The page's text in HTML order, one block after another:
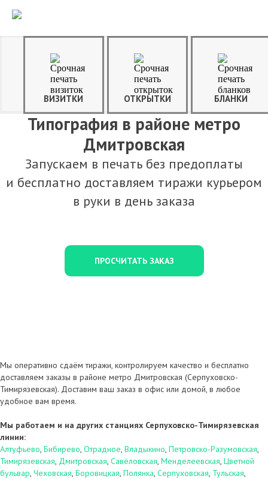
БЛАНКИ
ОТКРЫТКИ
ВИЗИТКИ
Типография в районе метро
Дмитровская
Запускаем в печать без предоплаты
и бесплатно доставляем тиражи курьером
в руки в день заказа
ПРОСЧИТАТЬ ЗАКАЗ
Мы оперативно сдаём тиражи, контролируем качество и бесплатно
доставляем заказы в районе метро Дмитровская (Серпуховско-
Тимирязевская). Доставим ваш заказ в офис или домой, в любое
удобное вам время.
Мы работаем и на других станциях Серпуховско-Тимирязевская
линии:
Алтуфьево, Бибирево, Отрадное, Владыкино, Петровско-Разумовская,
Тимирязевская, Дмитровская, Савёловская, Менделеевская, Цветной
бульвар, Чеховская, Боровицкая, Полянка, Серпуховская, Тульская,